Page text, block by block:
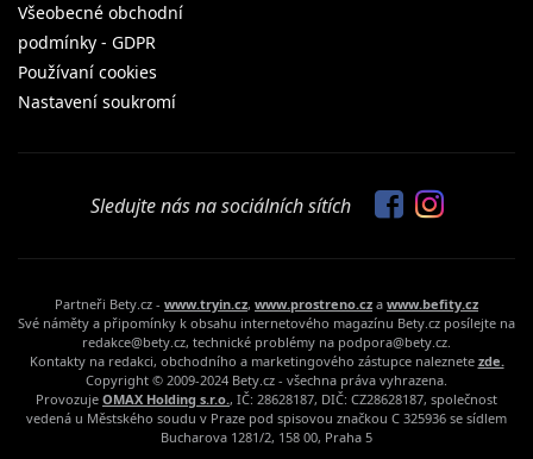
Všeobecné obchodní
podmínky - GDPR
Používaní cookies
Nastavení soukromí
Sledujte nás na sociálních sítích
Partneři Bety.cz - www.tryin.cz, www.prostreno.cz a www.befity.cz
Své náměty a připomínky k obsahu internetového magazínu Bety.cz posílejte na
redakce@bety.cz, technické problémy na podpora@bety.cz.
Kontakty na redakci, obchodního a marketingového zástupce naleznete zde.
Copyright © 2009-2024 Bety.cz - všechna práva vyhrazena.
Provozuje OMAX Holding s.r.o., IČ: 28628187, DIČ: CZ28628187, společnost
vedená u Městského soudu v Praze pod spisovou značkou C 325936 se sídlem
Bucharova 1281/2, 158 00, Praha 5